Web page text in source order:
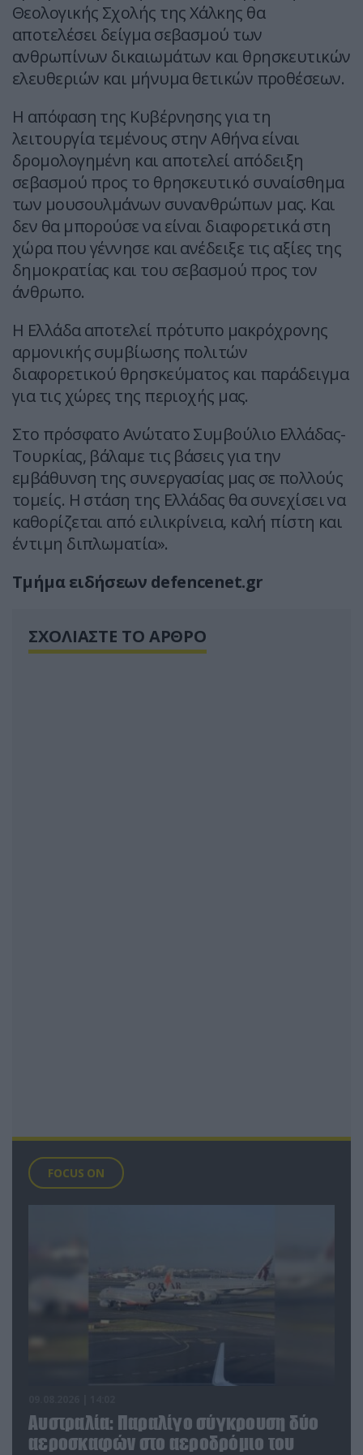
Θεολογικής Σχολής της Χάλκης θα
αποτελέσει δείγμα σεβασμού των
ανθρωπίνων δικαιωμάτων και θρησκευτικών
ελευθεριών και μήνυμα θετικών προθέσεων.
Η απόφαση της Κυβέρνησης για τη
λειτουργία τεμένους στην Αθήνα είναι
δρομολογημένη και αποτελεί απόδειξη
σεβασμού προς το θρησκευτικό συναίσθημα
των μουσουλμάνων συνανθρώπων μας. Και
δεν θα μπορούσε να είναι διαφορετικά στη
χώρα που γέννησε και ανέδειξε τις αξίες της
δημοκρατίας και του σεβασμού προς τον
άνθρωπο.
Η Ελλάδα αποτελεί πρότυπο μακρόχρονης
αρμονικής συμβίωσης πολιτών
διαφορετικού θρησκεύματος και παράδειγμα
για τις χώρες της περιοχής μας.
Στο πρόσφατο Ανώτατο Συμβούλιο Ελλάδας-
Τουρκίας, βάλαμε τις βάσεις για την
εμβάθυνση της συνεργασίας μας σε πολλούς
τομείς. Η στάση της Ελλάδας θα συνεχίσει να
καθορίζεται από ειλικρίνεια, καλή πίστη και
έντιμη διπλωματία».
Τμήμα ειδήσεων defencenet.gr
ΣΧΟΛΙΑΣΤΕ ΤΟ ΑΡΘΡΟ
FOCUS ON
Αυστραλία: Παραλίγο σύγκρουση δύο
αεροσκαφών στο αεροδρόμιο του